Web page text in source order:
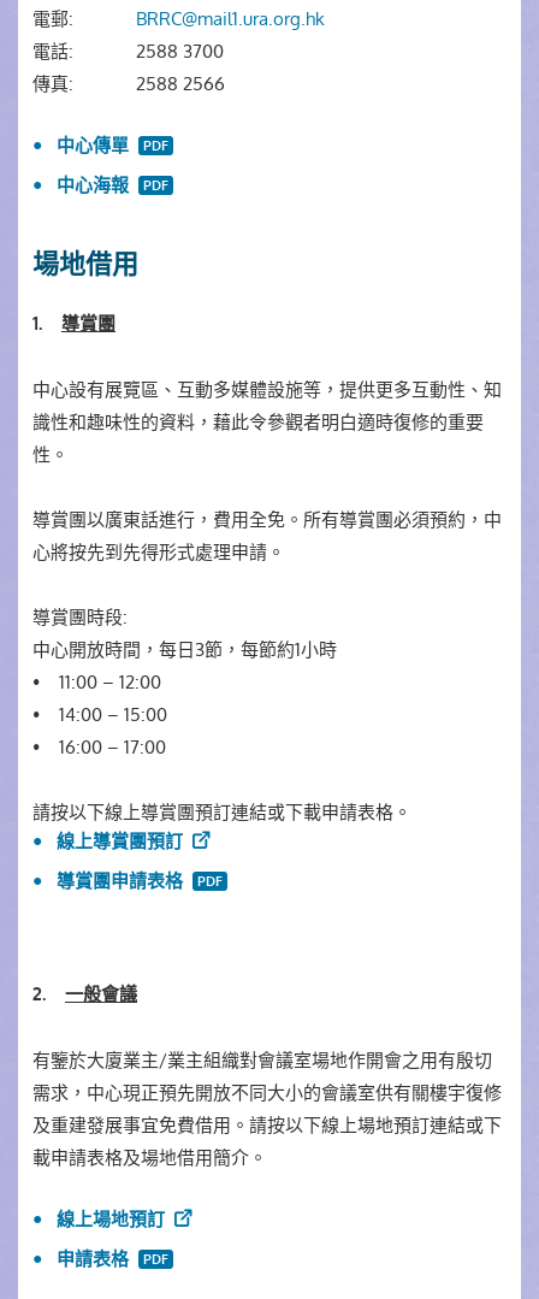
電郵: BRRC@mail1.ura.org.hk
電話: 2588 3700
傳真: 2588 2566
中心傳單
中心海報
場地借用
1. 導賞團
中心設有展覽區、互動多媒體設施等，提供更多互動性、知
識性和趣味性的資料，藉此令參觀者明白適時復修的重要
性。
導賞團以廣東話進行，費用全免。所有導賞團必須預約，中
心將按先到先得形式處理申請。
導賞團時段:
中心開放時間，每日3節，每節約1小時
• 11:00 – 12:00
• 14:00 – 15:00
• 16:00 – 17:00
請按以下線上導賞團預訂連結或下載申請表格。
線上導賞團預訂
導賞團申請表格
2. 一般會議
有鑒於大廈業主/業主組織對會議室場地作開會之用有殷切
需求，中心現正預先開放不同大小的會議室供有關樓宇復修
及重建發展事宜免費借用。請按以下線上場地預訂連結或下
載申請表格及場地借用簡介。
線上場地預訂
申請表格